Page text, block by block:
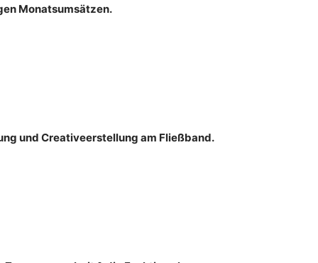
Monatsumsätzen.
und Creativeerstellung am Fließband.